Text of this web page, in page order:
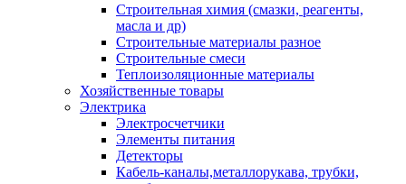
Строительная химия (смазки, реагенты,
масла и др)
Строительные материалы разное
Строительные смеси
Теплоизоляционные материалы
Хозяйственные товары
Электрика
Электросчетчики
Элементы питания
Детекторы
Кабель-каналы,металлорукава, трубки,